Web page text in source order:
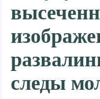
следы